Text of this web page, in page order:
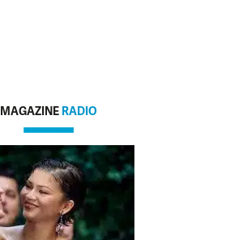
MAGAZINE RADIO